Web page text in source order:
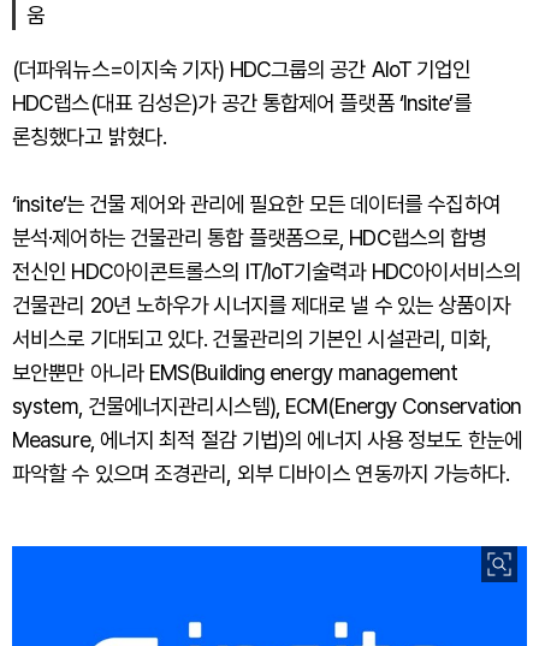
움
(더파워뉴스=이지숙 기자) HDC그룹의 공간 AIoT 기업인
HDC랩스(대표 김성은)가 공간 통합제어 플랫폼 ‘Insite’를
론칭했다고 밝혔다.
‘insite’는 건물 제어와 관리에 필요한 모든 데이터를 수집하여
분석·제어하는 건물관리 통합 플랫폼으로, HDC랩스의 합병
전신인 HDC아이콘트롤스의 IT/IoT기술력과 HDC아이서비스의
건물관리 20년 노하우가 시너지를 제대로 낼 수 있는 상품이자
서비스로 기대되고 있다. 건물관리의 기본인 시설관리, 미화,
보안뿐만 아니라 EMS(Building energy management
system, 건물에너지관리시스템), ECM(Energy Conservation
Measure, 에너지 최적 절감 기법)의 에너지 사용 정보도 한눈에
파악할 수 있으며 조경관리, 외부 디바이스 연동까지 가능하다.